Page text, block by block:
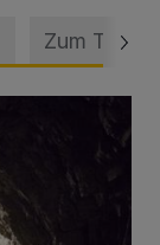
Zum Thema